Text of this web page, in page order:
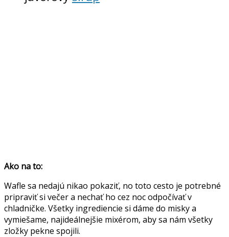
Ako na to:
Wafle sa nedajú nikao pokaziť, no toto cesto je potrebné
pripraviť si večer a nechať ho cez noc odpočívať v
chladničke. Všetky ingrediencie si dáme do misky a
vymiešame, najideálnejšie mixérom, aby sa nám všetky
zložky pekne spojili.